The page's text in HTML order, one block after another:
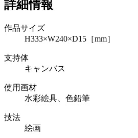
詳細情報
作品サイズ
H333×W240×D15［mm］
支持体
キャンバス
使用画材
水彩絵具、色鉛筆
技法
絵画